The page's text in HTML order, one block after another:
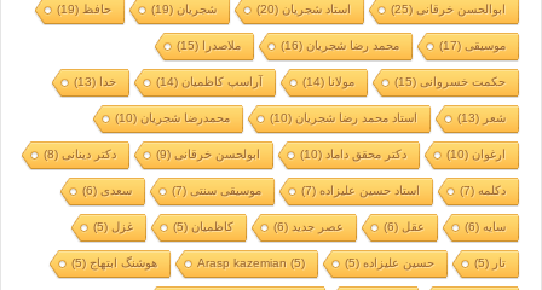
ابوالحسن خرقانی(25) استاد شجریان(20) شجریان(19) حافظ (19)
موسیقی(17) محمد رضا شجریان(16) ملاصدرا (15)
حکمت خسروانی(15) مولانا (14) آراسپ کاظمیان(14) خدا (13)
شعر (13) استاد محمد رضا شجریان(10) محمدرضا شجریان(10)
ارغوان(10) دکتر محقق داماد (10) ابولحسن خرقانی(9) دکتر دینانی(8)
دکلمه(7) استاد حسین علیزاده(7) موسیقی سنتی(7) سعدی(6)
سایه(6) عقل (6) عصر جدید (6) کاظمیان(5) غزل (5)
تار (5) حسین علیزاده(5)
Arasp kazemian (5) هوشنگ ابتهاج(5)